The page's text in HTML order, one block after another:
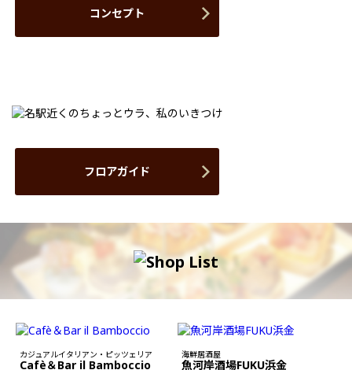
コンセプト
フロアガイド
カジュアルイタリアン・ピッツェリア
Cafè＆Bar il Bamboccio
海鮮居酒屋
魚河岸酒場FUKU浜金